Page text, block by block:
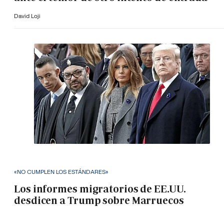
David Loji
«NO CUMPLEN LOS ESTÁNDARES»
Los informes migratorios de EE.UU.
desdicen a Trump sobre Marruecos